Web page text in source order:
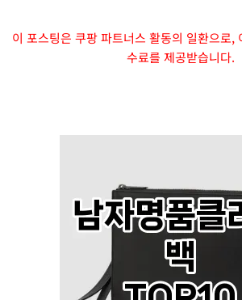
이 포스팅은 쿠팡 파트너스 활동의 일환으로,
수료를 제공받습니다.